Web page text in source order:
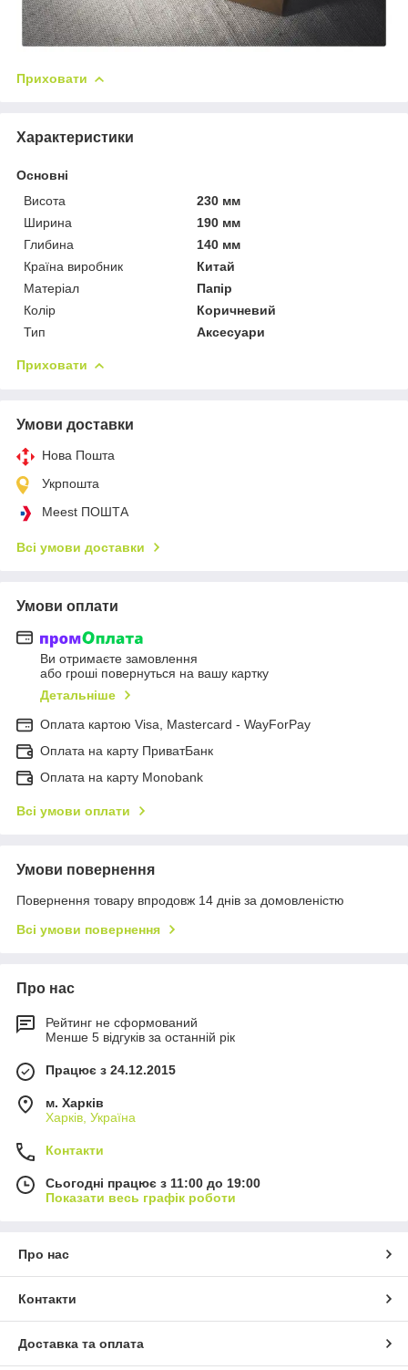
Приховати
Характеристики
Основні
Висота
230 мм
Ширина
190 мм
Глибина
140 мм
Країна виробник
Китай
Матеріал
Папір
Колір
Коричневий
Тип
Аксесуари
Приховати
Умови доставки
Нова Пошта
Укрпошта
Meest ПОШТА
Всі умови доставки
Умови оплати
Ви отримаєте замовлення
або гроші повернуться на вашу картку
Детальніше
Оплата картою Visa, Mastercard - WayForPay
Оплата на карту ПриватБанк
Оплата на карту Monobank
Всі умови оплати
Умови повернення
Повернення товару впродовж 14 днів за домовленістю
Всі умови повернення
Про нас
Рейтинг не сформований
Менше 5 відгуків за останній рік
Працює з 24.12.2015
м. Харків
Харків, Україна
Контакти
Сьогодні працює з 11:00 до 19:00
Показати весь графік роботи
Про нас
Контакти
Доставка та оплата